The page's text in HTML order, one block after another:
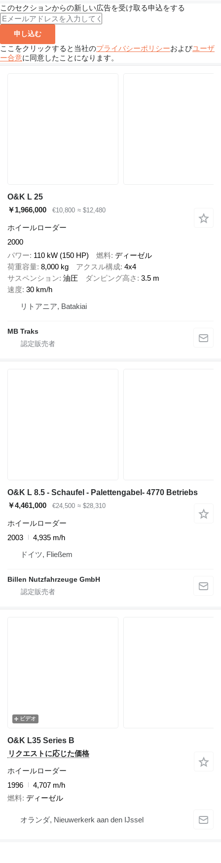
このセクションからの新しい広告を受け取る申込をする
申し込む
ここをクリックすると当社のプライバシーポリシーおよびユーザ
ー合意に同意したことになります。
O&K L 25
￥1,966,000
€10,800 ≈ $12,480
ホイールローダー
2000
パワー 110 kW (150 HP) 燃料 ディーゼル
荷重容量 8,000 kg アクスル構成 4x4
サスペンション 油圧 ダンピング高さ
3.5 m
速度 30 km/h
リトアニア, Batakiai
MB Traks
O&K L 8.5 - Schaufel - Palettengabel- 4770 Betriebs
￥4,461,000
€24,500 ≈ $28,310
ホイールローダー
2003
4,935 m/h
ドイツ, Fließem
Billen Nutzfahrzeuge GmbH
ビデオ
O&K L35 Series B
リクエストに応じた価格
ホイールローダー
1996
4,707 m/h
燃料 ディーゼル
オランダ, Nieuwerkerk aan den IJssel